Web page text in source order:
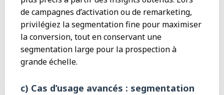
de campagnes d’activation ou de remarketing,
privilégiez la segmentation fine pour maximiser
la conversion, tout en conservant une
segmentation large pour la prospection à
grande échelle.
c) Cas d’usage avancés : segmentation